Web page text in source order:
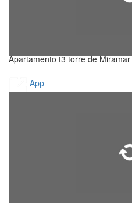
Apartamento t3 torre de Miramar
App